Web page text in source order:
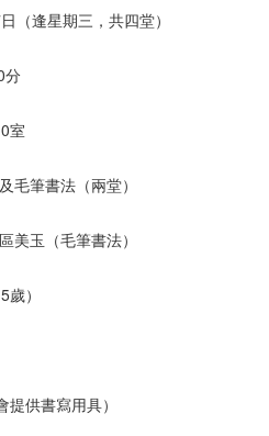
（逢星期三，共四堂）
分
室
毛筆書法（兩堂）
美玉（毛筆書法）
）
供書寫用具）